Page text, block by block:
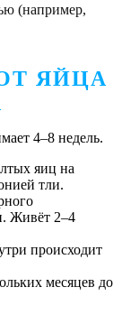
(например,
ЯЙЦА
4–8 недель.
яиц на
тли.
Живёт 2–4
происходит
месяцев до